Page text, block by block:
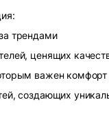
трендами
ценящих
важен комфорт
создающих